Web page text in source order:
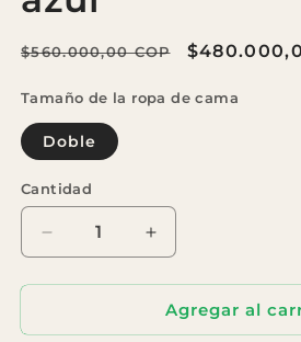
Precio
$560.000,00 COP
Precio
oferta
Tamaño de la ropa de cama
Doble
Cantidad
Reducir
cantidad
para
Sueños
Aumentar
cantidad
para
Cubreduvet
Sueños
Agregar al